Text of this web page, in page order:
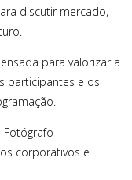
discutir mercado,
para valorizar a
participantes e os
Fotógrafo
corporativos e